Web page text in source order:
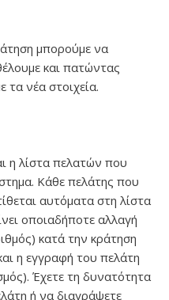
μπορούμε να
και πατώντας
τα νέα στοιχεία.
η λίστα πελατών που
Κάθε πελάτης που
αυτόματα στη λίστα
οποιαδήποτε αλλαγή
κατά την κράτηση
η εγγραφή του πελάτη
Έχετε τη δυνατότητα
ή να διαγράψετε